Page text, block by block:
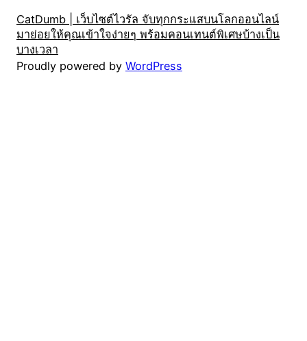
CatDumb | เว็บไซต์ไวรัล จับทุกกระแสบนโลกออนไลน์
มาย่อยให้คุณเข้าใจง่ายๆ พร้อมคอนเทนต์พิเศษบ้างเป็น
บางเวลา
Proudly powered by WordPress